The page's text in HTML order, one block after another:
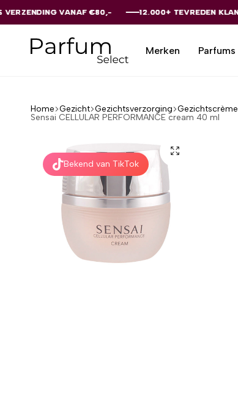
€80,- 12.000+ TEVREDEN KLANTEN
€80,- 12.000+ TEVREDEN KLANTEN
€80,- 12.000+ TEVREDEN KLANTEN
€80,- 12.000+ TEVREDEN KLANTEN
€80,- 12.000+ TEVREDEN KLANTEN
Merken Parfums
Home Gezicht Gezichtsverzorging Gezichtscrème
Sensai CELLULAR PERFORMANCE cream 40 ml
Bekend van TikTok